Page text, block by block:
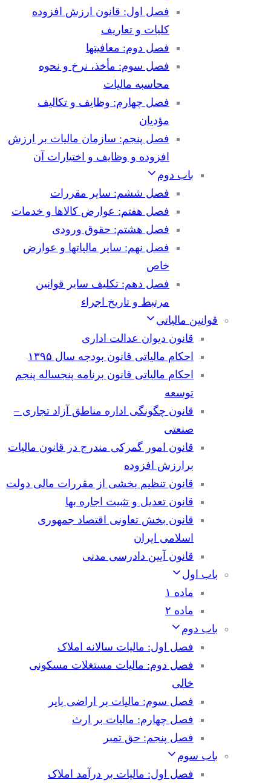
فصل اول: قانون ارزش افزوده
کلیات و تعاریف
فصل دوم: معافیتها
فصل سوم: مأخذ، نرخ و نحوه
محاسبه مالیات
فصل چهارم: وظایف و تکالیف
مؤدیان
فصل پنجم: سازمان مالیات بر ارزش
افزوده و وظایف و اختیارات آن
باب دوم
فصل ششم: سایر مقررات
فصل هفتم: عوارض کالاها و خدمات
فصل هشتم: حقوق ورودی
فصل نهم: سایر مالیاتها و عوارض
خاص
فصل دهم: تکلیف سایر قوانین
مرتبط و تاریخ اجراء
قوانین مالیاتی
قانون دیوان عدالت اداری
احکام مالیاتی قانون بودجه سال ۱۳۹۵
احکام مالیاتی قانون برنامه پنجساله پنجم
توسعه
قانون چگونگی اداره مناطق آزاد تجاری –
صنعتی
قانون امور گمرکی مندرج در قانون مالیات
برارزش افزوده
قانون تنظیم بخشی از مقررات مالی دولت
قانون تعدیل و تثبیت اجاره بها
قانون بخش تعاونی اقتصاد جمهوری
اسلامی ایران
قانون آیین دادرسی مدنی
باب اول
ماده ۱
ماده ۲
باب دوم
فصل اول: مالیات سالانه املاک
فصل دوم: مالیات مستغلات مسکونی
خالی
فصل سوم: مالیات بر اراضی بایر
فصل چهارم: مالیات بر ارث
فصل پنجم: حق تمبر
باب سوم
فصل اول: مالیات بر درآمد املاک